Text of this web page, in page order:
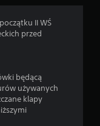
II WŚ
przed
będącą
używanych
klapy